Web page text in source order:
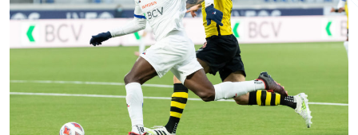
RESTAURATION
CLUB
CONTACT